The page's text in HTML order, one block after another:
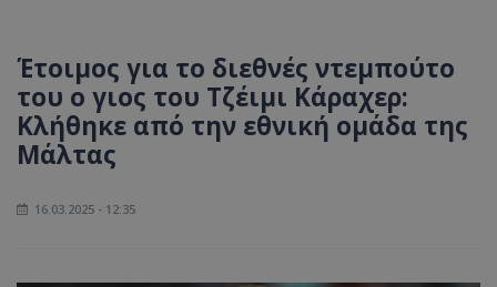
Έτοιμος για το διεθνές ντεμπούτο
του ο γιος του Τζέιμι Κάραχερ:
Κλήθηκε από την εθνική ομάδα της
Μάλτας
16.03.2025 - 12:35